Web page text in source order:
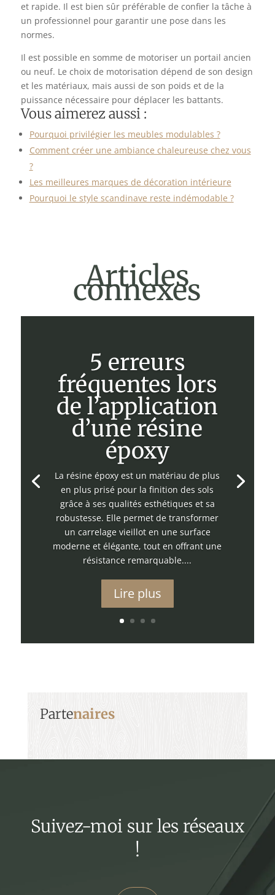
et rapide. Il est bien sûr préférable de confier la tâche à
un professionnel pour garantir une pose dans les
normes.
Il est possible en somme de motoriser un portail ancien
ou neuf. Le choix de motorisation dépend de son design
et les matériaux, mais aussi de son poids et de la
puissance nécessaire pour déplacer les battants.
Vous aimerez aussi :
Pourquoi privilégier les meubles modulables ?
Comment créer une ambiance chaleureuse chez vous
?
Les meilleures marques de décoration intérieure
Pourquoi le style scandinave reste indémodable ?
Articles
connexes
5 erreurs
fréquentes lors
de l’application
d’une résine
époxy
La résine époxy est un matériau de plus
en plus prisé pour la finition des sols
grâce à ses qualités esthétiques et sa
robustesse. Elle permet de transformer
un carrelage vieillot en une surface
moderne et élégante, tout en offrant une
résistance remarquable....
Lire plus
Partenaires
Suivez-moi sur les réseaux
!